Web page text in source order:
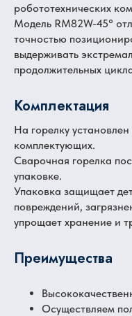
робототехнических
Модель RM82W-45°
точностью
выдерживать
продолжительных
Комплектация
На горелку
комплектующих.
Сварочная горелка
упаковке.
Упаковка защищает
повреждений,
упрощает хранение и
Преимущества
Осуществляем